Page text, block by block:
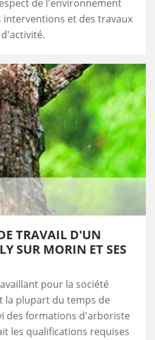
de l'environnement
interventions et des travaux
TRAVAIL D'UN
SUR MORIN ET SES
pour la société
la plupart du temps de
des formations d'arboriste
les qualifications requises